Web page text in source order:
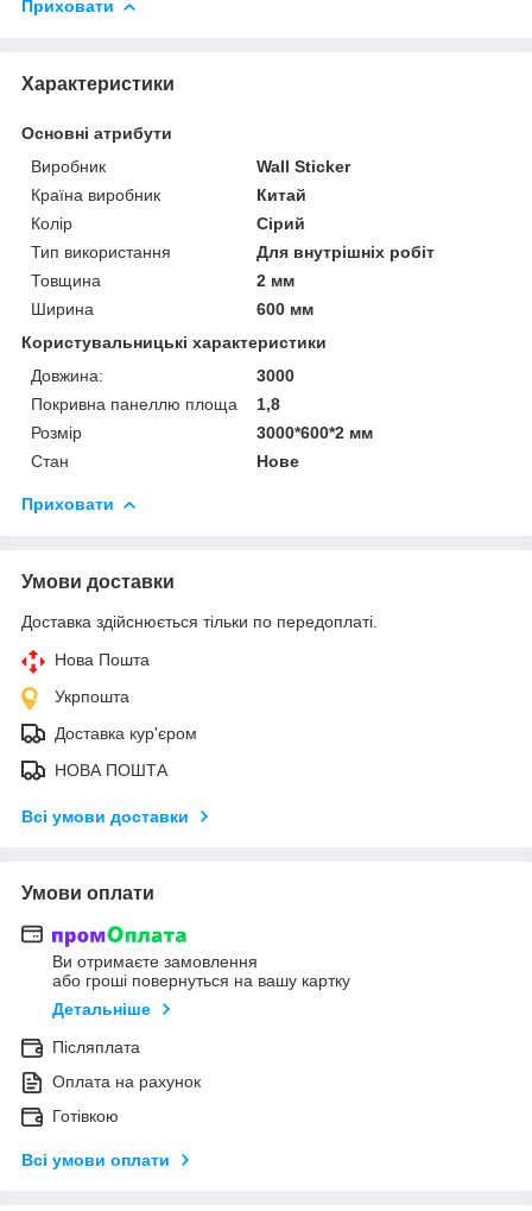
Приховати
Характеристики
Основні атрибути
Виробник
Wall Sticker
Країна виробник
Китай
Колір
Сірий
Тип використання
Для внутрішніх робіт
Товщина
2 мм
Ширина
600 мм
Користувальницькі характеристики
Довжина:
3000
Покривна панеллю площа
1,8
Розмір
3000*600*2 мм
Стан
Нове
Приховати
Умови доставки
Доставка здійснюється тільки по передоплаті.
Нова Пошта
Укрпошта
Доставка кур'єром
НОВА ПОШТА
Всі умови доставки
Умови оплати
Ви отримаєте замовлення
або гроші повернуться на вашу картку
Детальніше
Післяплата
Оплата на рахунок
Готівкою
Всі умови оплати